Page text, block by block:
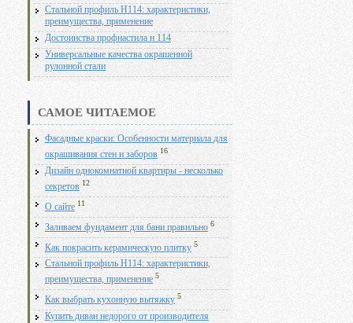
Стальной профиль Н114: характеристики,
преимущества, применение
Достоинства профнастила н 114
Универсальные качества окрашенной
рулонной стали
САМОЕ ЧИТАЕМОЕ
Фасадные краски: Особенности материала для
окрашивания стен и заборов 16
Дизайн однокомнатной квартиры - несколько
секретов 12
О сайте 11
Заливаем фундамент для бани правильно 6
Как покрасить керамическую плитку 5
Стальной профиль Н114: характеристики,
преимущества, применение 5
Как выбрать кухонную вытяжку 5
Купить диван недорого от производителя